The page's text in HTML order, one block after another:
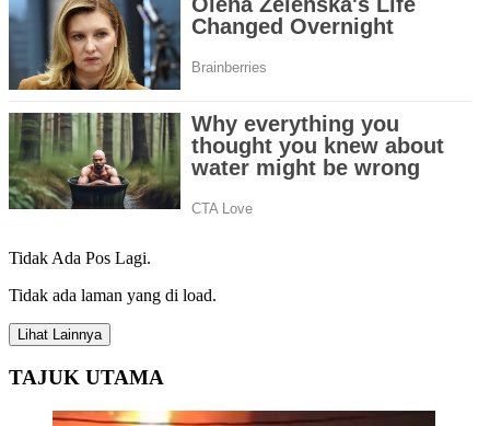
Tidak Ada Pos Lagi.
Tidak ada laman yang di load.
Lihat Lainnya
TAJUK UTAMA